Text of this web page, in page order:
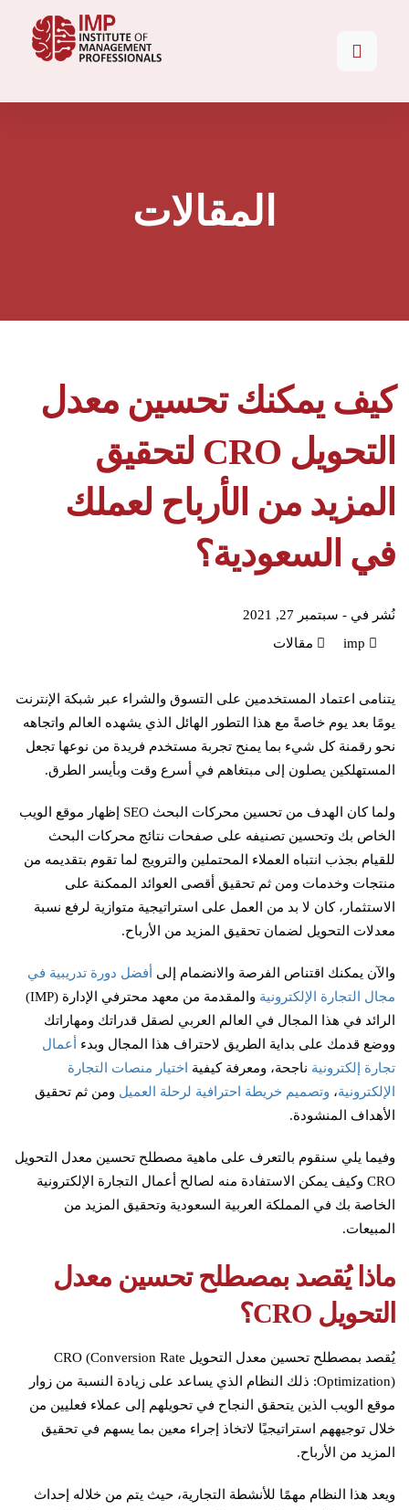
المقالات
كيف يمكنك تحسين معدل
التحويل CRO لتحقيق
المزيد من الأرباح لعملك
في السعودية؟
نُشر في - سبتمبر 27, 2021
imp
مقالات
يتنامى اعتماد المستخدمين على التسوق والشراء عبر شبكة الإنترنت
يومًا بعد يوم خاصةً مع هذا التطور الهائل الذي يشهده العالم واتجاهه
نحو رقمنة كل شيء بما يمنح تجربة مستخدم فريدة من نوعها تجعل
المستهلكين يصلون إلى مبتغاهم في أسرع وقت وبأيسر الطرق.
ولما كان الهدف من تحسين محركات البحث SEO إظهار موقع الويب
الخاص بك وتحسين تصنيفه على صفحات نتائج محركات البحث
للقيام بجذب انتباه العملاء المحتملين والترويج لما تقوم بتقديمه من
منتجات وخدمات ومن ثم تحقيق أقصى العوائد الممكنة على
الاستثمار، كان لا بد من العمل على استراتيجية متوازية لرفع نسبة
معدلات التحويل لضمان تحقيق المزيد من الأرباح.
والآن يمكنك اقتناص الفرصة والانضمام إلى
أفضل دورة تدريبية في
مجال التجارة الإلكترونية
والمقدمة من معهد محترفي الإدارة (IMP)
الرائد في هذا المجال في العالم العربي لصقل قدراتك ومهاراتك
ووضع قدمك على بداية الطريق لاحتراف هذا المجال وبدء
أعمال
تجارة إلكترونية ناجحة، ومعرفة كيفية
اختيار منصات التجارة
الإلكترونية، وتصميم خريطة احترافية لرحلة العميل ومن ثم تحقيق
الأهداف المنشودة.
وفيما يلي سنقوم بالتعرف على ماهية مصطلح تحسين معدل التحويل
CRO وكيف يمكن الاستفادة منه لصالح أعمال التجارة الإلكترونية
الخاصة بك في المملكة العربية السعودية وتحقيق المزيد من
المبيعات.
ماذا يُقصد بمصطلح تحسين معدل
التحويل CRO؟
يُقصد بمصطلح تحسين معدل التحويل CRO (Conversion Rate
Optimization): ذلك النظام الذي يساعد على زيادة النسبة من زوار
موقع الويب الذين يتحقق النجاح في تحويلهم إلى عملاء فعليين من
خلال توجيههم استراتيجيًا لاتخاذ إجراء معين بما يسهم في تحقيق
المزيد من الأرباح.
ويعد هذا النظام مهمًا للأنشطة التجارية، حيث يتم من خلاله إحداث